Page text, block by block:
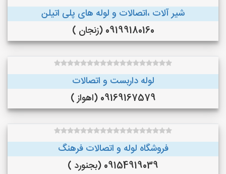
شیر آلات ،اتصالات و لوله های پلی اتیلن
09199180160 (زنجان )
لوله داربست و اتصالات
09169167579 (اهواز )
فروشگاه لوله و اتصالات فرهنگ
09154919039 (بجنورد )